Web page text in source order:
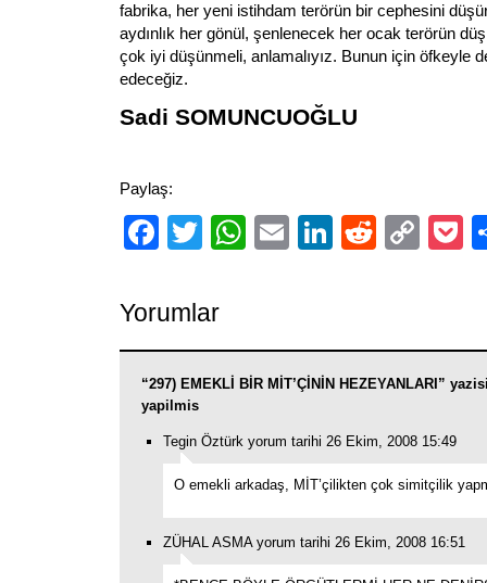
fabrika, her yeni istihdam terörün bir cephesini
aydınlık her gönül, şenlenecek her ocak terörün
çok iyi düşünmeli, anlamalıyız. Bunun için öfkeyle
edeceğiz.
Sadi SOMUNCUOĞLU
Paylaş:
Facebook
TwitterWhatsApp
EmailLinkedIn
Reddit
Yorumlar
“297) EMEKLİ BİR MİT’ÇİNİN HEZEYANLARI”
yapilmis
Tegin Öztürk yorum tarihi 26 Ekim, 2008 15:49
O emekli arkadaş, MİT’çilikten çok simitçilik
ZÜHAL ASMA yorum tarihi 26 Ekim, 2008 16:51